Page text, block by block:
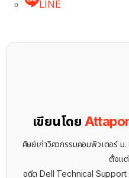
LINE
เขียนโดย
ศิษย์เก่าวิศวกรรมคอมพิวเตอร์
ตั้งแ
อดีต Dell Technical Support